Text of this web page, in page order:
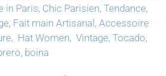
in Paris, Chic Parisien, Tendance,
Fait main Artisanal, Accessoire
Hat Women, Vintage, Tocado,
boina